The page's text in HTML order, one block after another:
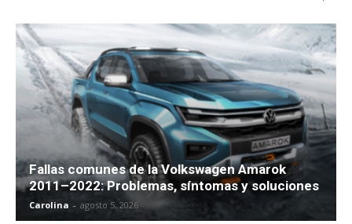
Fallas comunes de la Volkswagen Amarok
2011–2022: Problemas, síntomas y soluciones
Carolina - agosto 5, 2026